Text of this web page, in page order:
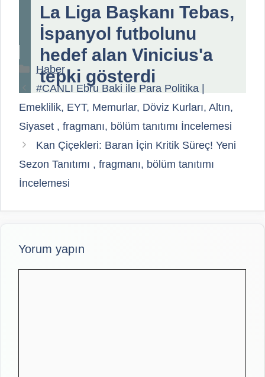
La Liga Başkanı Tebas,
İspanyol futbolunu
hedef alan Vinicius'a
tepki gösterdi
Kategoriler
Haber
#CANLI Ebru Baki ile Para Politika |
Emeklilik, EYT, Memurlar, Döviz Kurları, Altın,
Siyaset , fragmanı, bölüm tanıtımı İncelemesi
Kan Çiçekleri: Baran İçin Kritik Süreç! Yeni
Sezon Tanıtımı , fragmanı, bölüm tanıtımı
İncelemesi
Yorum yapın